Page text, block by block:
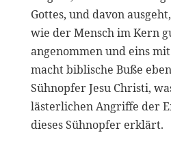
Gottes, und davon
wie der Mensch im Kern
angenommen und eins
macht biblische Buße
Sühnopfer Jesu Christi,
lästerlichen Angriffe der
dieses Sühnopfer erklärt.